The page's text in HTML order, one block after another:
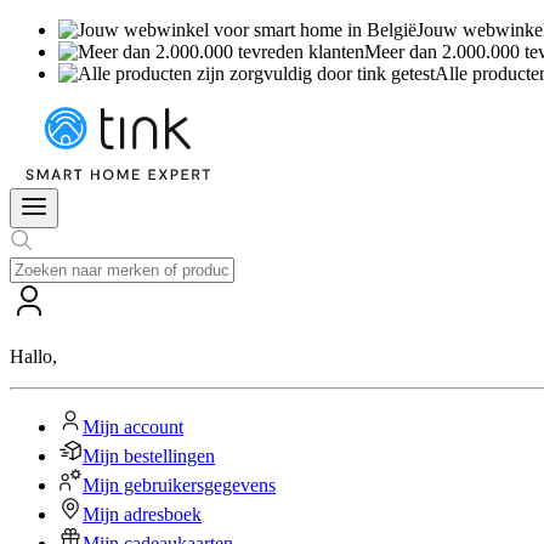
Jouw
Meer dan 2.000.000
Alle
Hallo,
Mijn account
Mijn bestellingen
Mijn gebruikersgegevens
Mijn adresboek